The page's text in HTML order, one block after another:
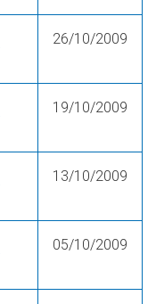
26/10/2009
19/10/2009
13/10/2009
05/10/2009